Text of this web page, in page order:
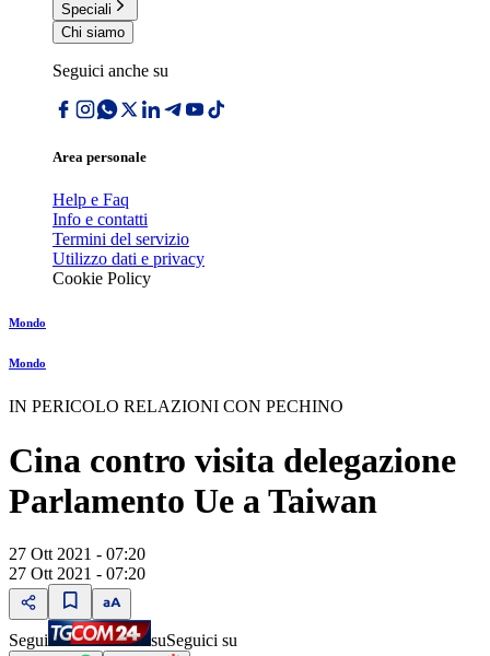
Speciali
Chi siamo
Seguici anche su
Area personale
Help e Faq
Info e contatti
Termini del servizio
Utilizzo dati e privacy
Cookie Policy
Mondo
Mondo
IN PERICOLO RELAZIONI CON PECHINO
Cina contro visita delegazione
Parlamento Ue a Taiwan
27 Ott 2021 - 07:20
27 Ott 2021 - 07:20
Segui suSeguici su